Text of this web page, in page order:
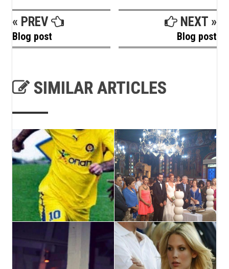
« PREV
Blog post
NEXT »
Blog post
SIMILAR ARTICLES